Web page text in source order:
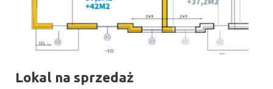
Lokal na sprzedaż